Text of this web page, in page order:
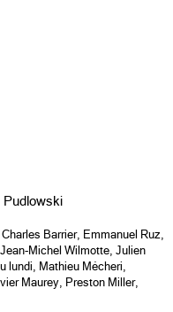
Pudlowski
Charles Barrier, Emmanuel Ruz,
Jean-Michel Wilmotte, Julien
lundi, Mathieu Mécheri,
Maurey, Preston Miller,